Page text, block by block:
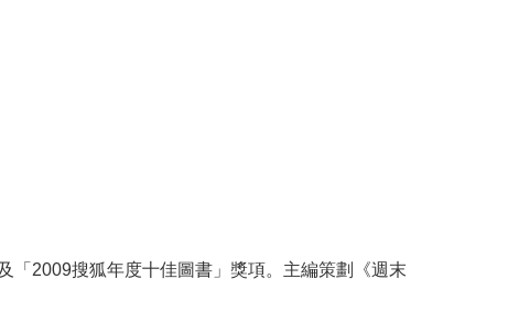
「2009搜狐年度十佳圖書」獎項。主編策劃《週末